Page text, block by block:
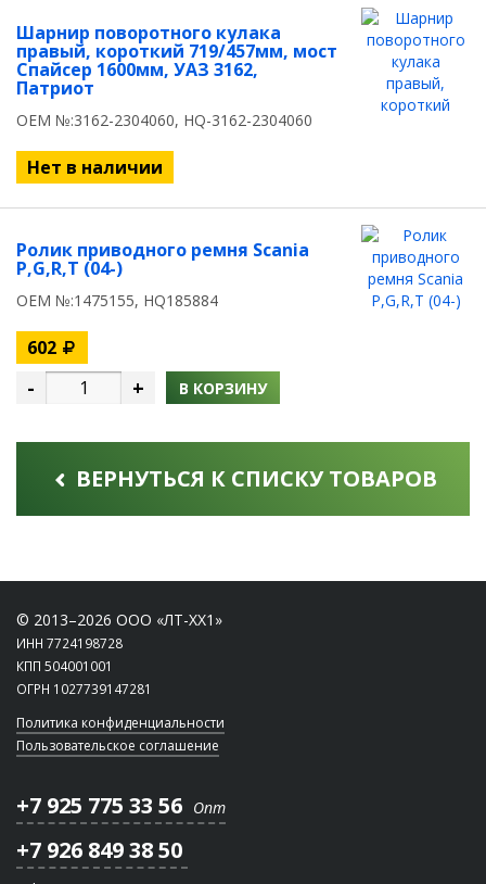
Шарнир поворотного кулака
правый, короткий 719/457мм, мост
Спайсер 1600мм, УАЗ 3162,
Патриот
OEM №:3162-2304060, HQ-3162-2304060
Нет в наличии
Ролик приводного ремня Scania
P,G,R,T (04-)
OEM №:1475155, HQ185884
602
- + В КОРЗИНУ
ВЕРНУТЬСЯ К СПИСКУ ТОВАРОВ
© 2013–2026 ООО «ЛТ-ХХ1»
ИНН 7724198728
КПП 504001001
ОГРН 1027739147281
Политика конфиденциальности
Пользовательское соглашение
+7 925 775 33 56 Опт
+7 926 849 38 50